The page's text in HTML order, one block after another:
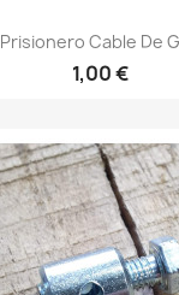
Prisionero Cable De
1,00 €